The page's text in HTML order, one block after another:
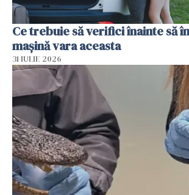
Ce trebuie să verifici înainte să
mașină vara aceasta
31 IULIE 2026